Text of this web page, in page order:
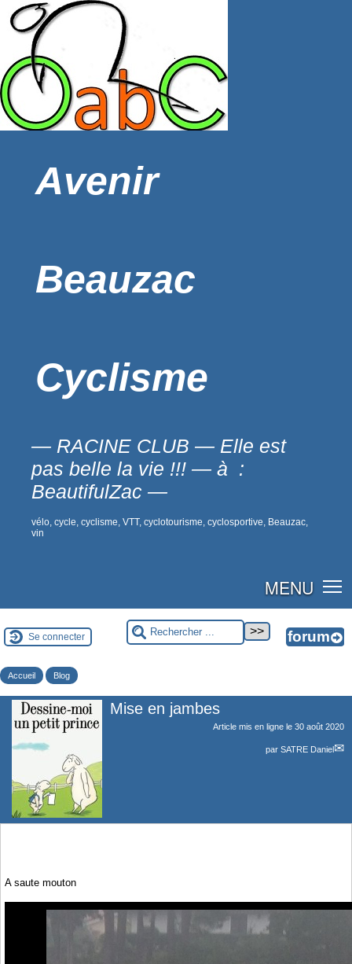
Avenir
Beauzac
Cyclisme
— RACINE CLUB — Elle est
pas belle la vie !!! — à :
BeautifulZac —
vélo, cycle, cyclisme, VTT, cyclotourisme, cyclosportive, Beauzac,
vin
MENU
Se connecter
Accueil Blog
Mise en jambes
Article mis en ligne le 30 août 2020
par SATRE Daniel
A saute mouton